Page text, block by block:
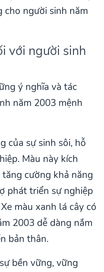
cho người sinh năm
với người sinh
ý nghĩa và tác
năm 2003 mệnh
của sự sinh sôi, hỗ
Màu này kích
cường khả năng
phát triển sự nghiệp
màu xanh lá cây có
2003 dễ dàng nắm
bản thân.
bền vững, vững